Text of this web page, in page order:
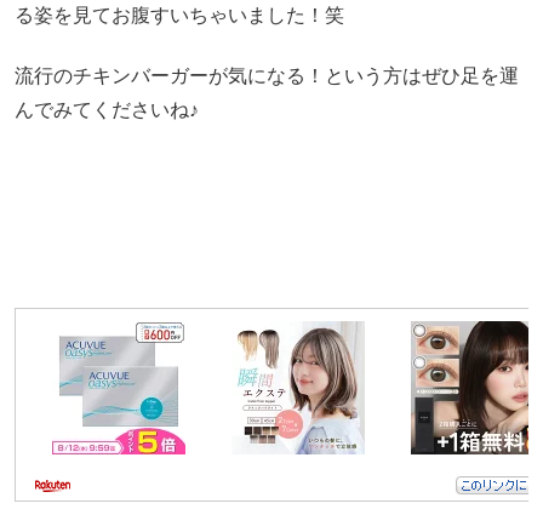
る姿を見てお腹すいちゃいました！笑
流行のチキンバーガーが気になる！という方はぜひ足を運
んでみてくださいね♪